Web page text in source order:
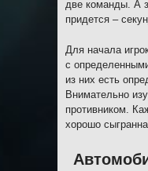
две команды. А
придется –
Для начала
с
из них есть
Внимательно
противником.
хорошо